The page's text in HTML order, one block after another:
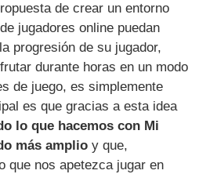
de crear un entorno
jugadores online puedan
progresión de su jugador,
durante horas en un modo
de juego, es simplemente
es que gracias a esta idea
lo que hacemos con Mi
más amplio y que,
que nos apetezca jugar en